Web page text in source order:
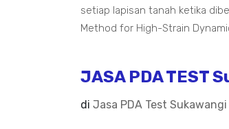
setiap lapisan tanah ketika
Method for High-Strain
JASA PDA TEST
di Jasa PDA Test Sukawangi